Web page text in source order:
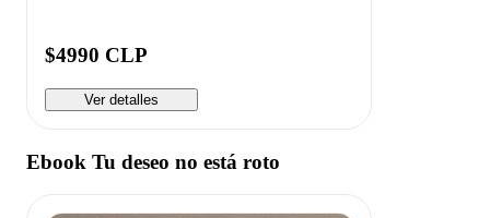
$4990 CLP
Ver detalles
Ebook Tu deseo no está roto